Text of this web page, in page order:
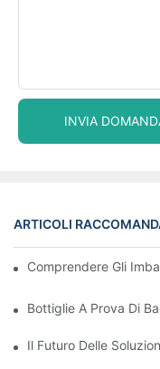
INVIA
ARTICOLI
Comprendere Gli
Bottiglie A Prova Di
Il Futuro Delle